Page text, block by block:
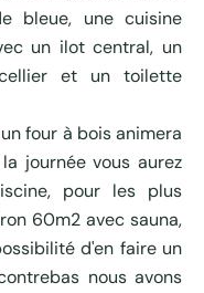
bleue, une cuisine
un ilot central, un
et un toilette
four à bois animera
journée vous aurez
pour les plus
60m2 avec sauna,
d'en faire un
nous avons